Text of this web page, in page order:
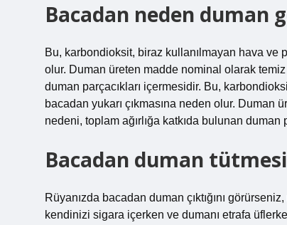
Bacadan neden duman
Bu, karbondioksit, biraz kullanılmayan hava ve
olur. Duman üreten madde nominal olarak temiz
duman parçacıkları içermesidir. Bu,
bacadan yukarı çıkmasına neden olur. Duman
nedeni, toplam ağırlığa katkıda bulunan duman
Bacadan duman
Rüyanızda bacadan duman çıktığını
kendinizi sigara içerken ve dumanı etrafa